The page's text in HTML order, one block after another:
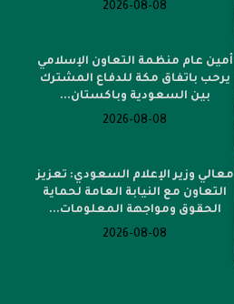
2026-08-08
أمين عام منظمة التعاون الإسلامي
يرحب باتفاق مكة للدفاع المشترك
بين السعودية وباكستان...
2026-08-08
معالي وزير الإعلام السعودي: تعزيز
التعاون مع النيابة العامة لحماية
الحقوق ومواجهة المعلومات...
2026-08-08